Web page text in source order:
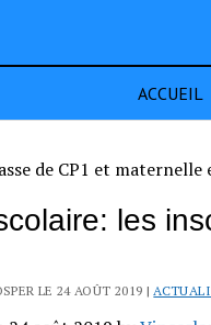
ACCUEIL
les
LE 24 AOÛT 2019 |